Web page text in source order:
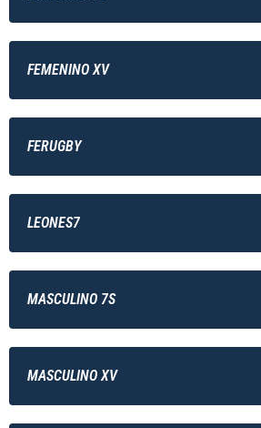
FEMENINO XV
FERUGBY
LEONES7
MASCULINO 7S
MASCULINO XV